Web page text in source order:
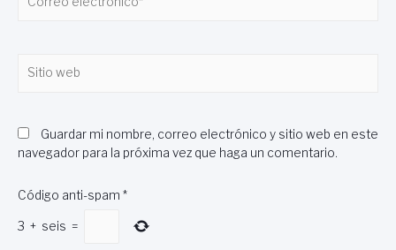
electrónico*
web
Guardar mi nombre, correo electrónico y sitio web en este
navegador para la próxima vez que haga un comentario.
Código anti-spam *
3 + seis =